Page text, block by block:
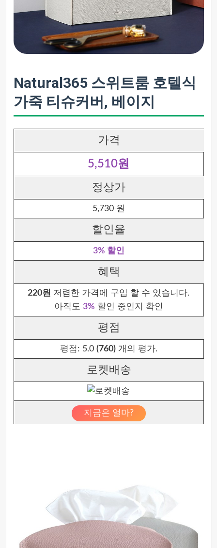
Natural365 스위트룸 호텔식
가죽 티슈커버, 베이지
가격
5,510원
정상가
5,730 원
할인율
3% 할인
혜택
220원 저렴한 가격에 구입 할 수 있습니다.
아직도 3% 할인 중인지 확인
평점
평점: 5.0 (760)개의 평가.
로켓배송
지금은 얼마?